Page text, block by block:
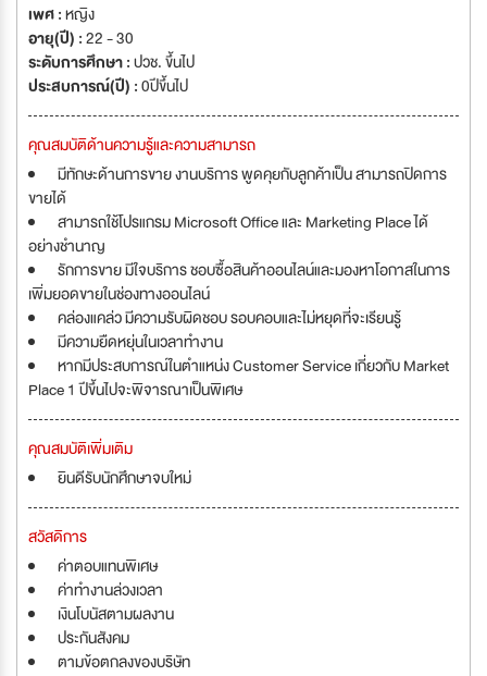
เพศ :หญิง
อายุ(ปี) :22 - 30
ระดับการศึกษา :ปวช. ขึ้นไป
ประสบการณ์(ปี) :0ปีขึ้นไป
คุณสมบัติด้านความรู้และความสามารถ
มีทักษะด้านการขาย งานบริการ พูดคุยกับลูกค้าเป็น สามารถปิดการ
ขายได้
สามารถใช้โปรแกรม Microsoft Office และ Marketing Place ได้
อย่างชำนาญ
รักการขาย มีใจบริการ ชอบซื้อสินค้าออนไลน์และมองหาโอกาสในการ
เพิ่มยอดขายในช่องทางออนไลน์
คล่องแคล่ว มีความรับผิดชอบ รอบคอบและไม่หยุดที่จะเรียนรู้
มีความยืดหยุ่นในเวลาทำงาน
หากมีประสบการณ์ในตำแหน่ง Customer Service เกี่ยวกับ Market
Place 1 ปีขึ้นไปจะพิจารณาเป็นพิเศษ
คุณสมบัติเพิ่มเติม
ยินดีรับนักศึกษาจบใหม่
สวัสดิการ
ค่าตอบแทนพิเศษ
ค่าทำงานล่วงเวลา
เงินโบนัสตามผลงาน
ประกันสังคม
ตามข้อตกลงของบริษัท